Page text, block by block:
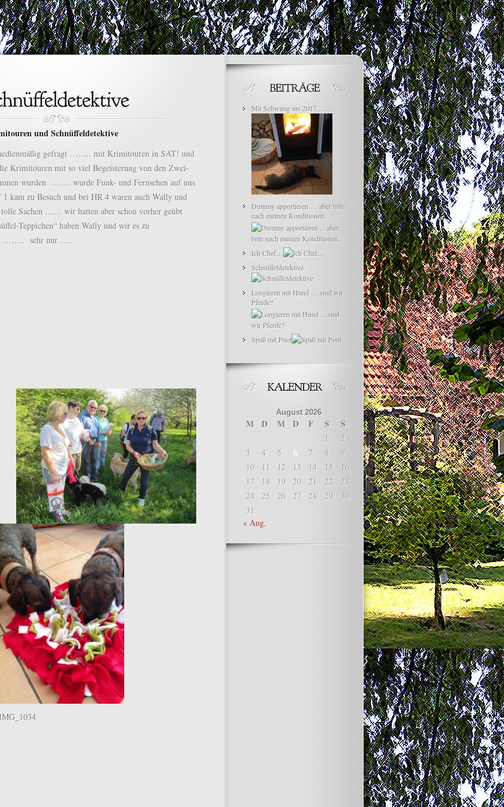
und Schnüffeldetektive
gefragt …….. mit Krimitouren in SAT! und
mit so viel Begeisterung von den Zwei-
wurden ……. wurde Funk- und Fernsehen auf uns
zu Besuch und bei HR 4 waren auch Wally und
Sachen …… wir hatten aber schon vorher geübt
Teppichen“ haben Wally und wir es zu
…….. sehr nur …..
Mit Schwung ins 2017 ……
Dummy apportieren … aber bitte
nach meinen Konditionen.
Ich Chef…
Schnüffeldetektive
Longieren mit Hund … sind wir
Pferde?
Spaß mit Pool
August 2026
M D M D F S S
1
2
3
4 5 6 7 8
9
10
11 12 13 14 15
16
17
18 19 20 21 22
23
24
25 26 27 28 29
30
31
« Aug.